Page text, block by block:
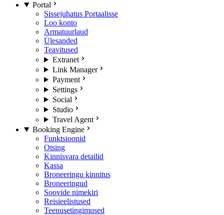
Portal
Sissejuhatus Portaalisse
Loo konto
Armatuurlaud
Ülesanded
Teavitused
Extranet
Link Manager
Payment
Settings
Social
Studio
Travel Agent
Booking Engine
Funktsioonid
Otsing
Kinnisvara detailid
Kassa
Broneeringu kinnitus
Broneeringud
Soovide nimekiri
Reisieelistused
Teenusetingimused